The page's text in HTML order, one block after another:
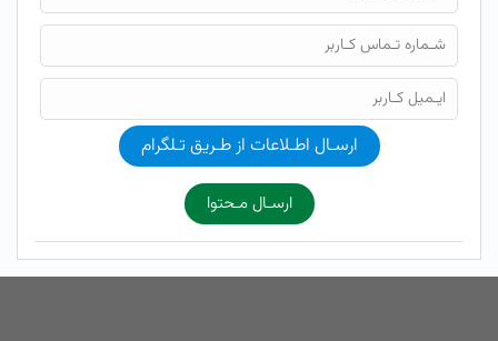
ارسـال اطـلاعات از طـریق تـلگرام
ارسـال مـحتوا